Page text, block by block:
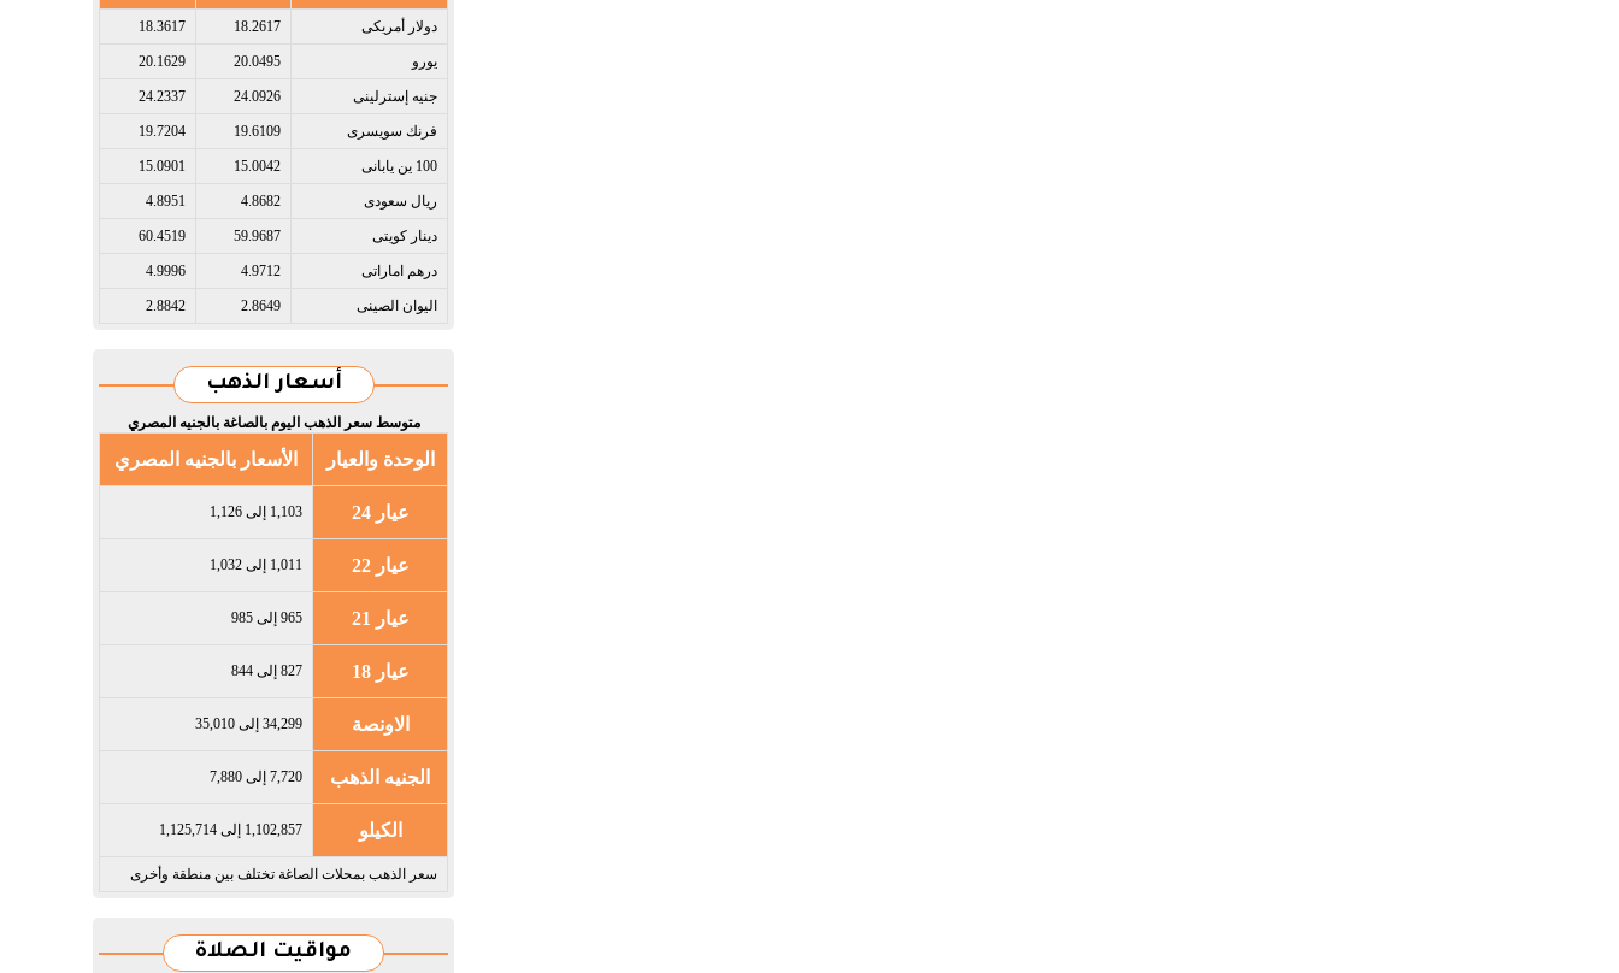
دولار أمريكى​ 18.2617
18.3617
يورو​ 20.0495
20.1629
جنيه إسترلينى​ 24.0926
24.2337
فرنك سويسرى​ 19.6109
19.7204
100 ين يابانى​ 15.0042
15.0901
ريال سعودى​ 4.8682
4.8951
دينار كويتى​ 59.9687
60.4519
درهم اماراتى​ 4.9712
4.9996
اليوان الصينى​ 2.8649
2.8842
أسعار الذهب
متوسط سعر الذهب اليوم بالصاغة بالجنيه المصري
الوحدة والعيار الأسعار بالجنيه المصري
عيار 24 1,103 إلى 1,126
عيار 22 1,011 إلى 1,032
عيار 21 965 إلى 985
عيار 18 827 إلى 844
الاونصة 34,299 إلى 35,010
الجنيه الذهب 7,720 إلى 7,880
الكيلو 1,102,857 إلى 1,125,714
سعر الذهب بمحلات الصاغة تختلف بين منطقة وأخرى
مواقيت الصلاة